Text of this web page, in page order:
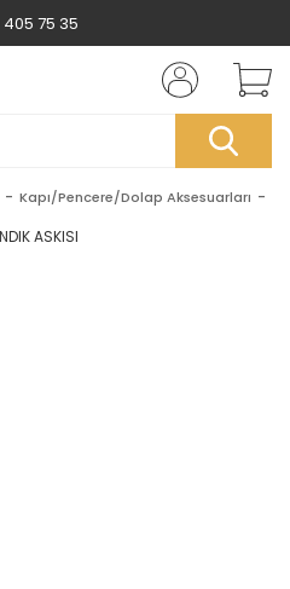
75 35
Kapı/Pencere/Dolap Aksesuarları